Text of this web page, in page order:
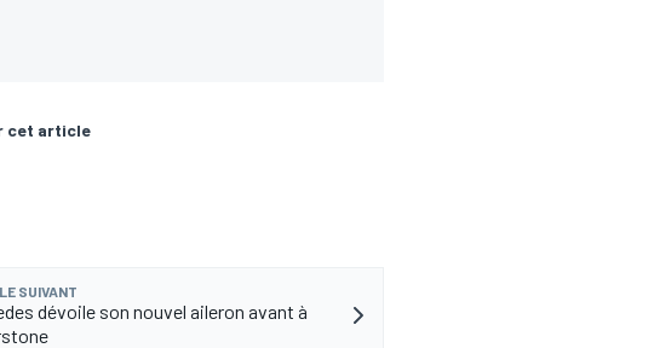
cet article
SUIVANT
dévoile son nouvel aileron avant à